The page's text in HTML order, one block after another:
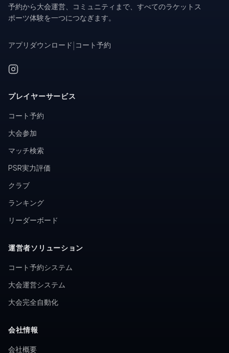
予約から大会運営、コミュニティまで、すべてのラケットス
ポーツ体験を一つにつなぎます。
アプリダウンロード コート予約
プレイヤーサービス
コート予約
大会参加
マッチ検索
PSR実力評価
クラブ
ランキング
リーダーボード
運営者ソリューション
コート予約システム
大会運営システム
大会完全自動化
会社情報
会社概要